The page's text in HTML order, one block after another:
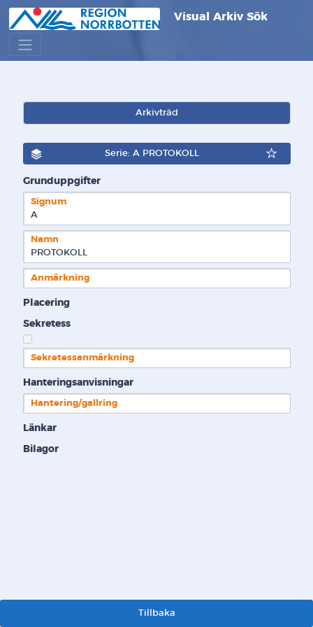
Visual Arkiv Sök
Arkivträd
Serie: A PROTOKOLL
Grunduppgifter
Signum
A
Namn
PROTOKOLL
Anmärkning
Placering
Sekretess
Sekretessanmärkning
Hanteringsanvisningar
Hantering/gallring
Länkar
Bilagor
Tillbaka